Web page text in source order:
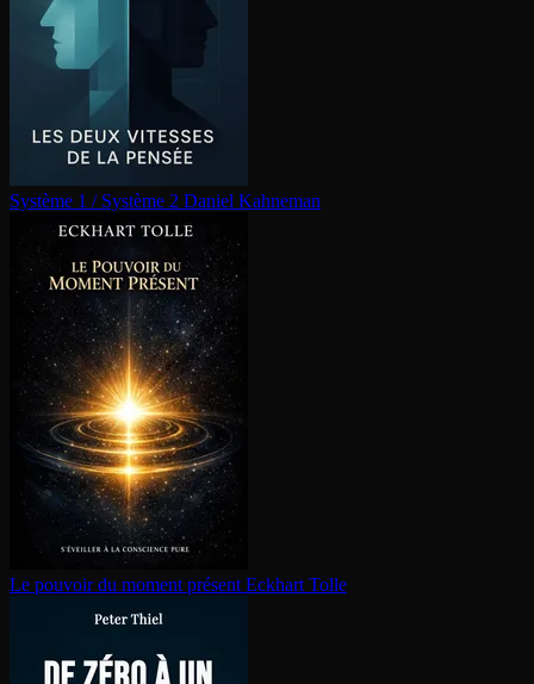
Système 1 / Système 2 Daniel Kahneman
Le pouvoir du moment présent Eckhart Tolle